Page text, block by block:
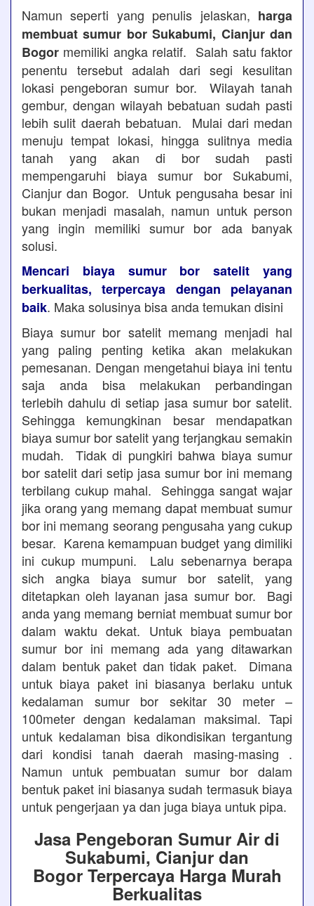
Namun seperti yang penulis jelaskan, harga
membuat sumur bor Sukabumi, Cianjur dan
Bogor memiliki angka relatif. Salah satu faktor
penentu tersebut adalah dari segi kesulitan
lokasi pengeboran sumur bor. Wilayah tanah
gembur, dengan wilayah bebatuan sudah pasti
lebih sulit daerah bebatuan. Mulai dari medan
menuju tempat lokasi, hingga sulitnya media
tanah yang akan di bor sudah pasti
mempengaruhi biaya sumur bor Sukabumi,
Cianjur dan Bogor. Untuk pengusaha besar ini
bukan menjadi masalah, namun untuk person
yang ingin memiliki sumur bor ada banyak
solusi.
Mencari biaya sumur bor satelit yang
berkualitas, terpercaya dengan pelayanan
baik. Maka solusinya bisa anda temukan disini
Biaya sumur bor satelit memang menjadi hal
yang paling penting ketika akan melakukan
pemesanan. Dengan mengetahui biaya ini tentu
saja anda bisa melakukan perbandingan
terlebih dahulu di setiap jasa sumur bor satelit.
Sehingga kemungkinan besar mendapatkan
biaya sumur bor satelit yang terjangkau semakin
mudah. Tidak di pungkiri bahwa biaya sumur
bor satelit dari setip jasa sumur bor ini memang
terbilang cukup mahal. Sehingga sangat wajar
jika orang yang memang dapat membuat sumur
bor ini memang seorang pengusaha yang cukup
besar. Karena kemampuan budget yang dimiliki
ini cukup mumpuni. Lalu sebenarnya berapa
sich angka biaya sumur bor satelit, yang
ditetapkan oleh layanan jasa sumur bor. Bagi
anda yang memang berniat membuat sumur bor
dalam waktu dekat. Untuk biaya pembuatan
sumur bor ini memang ada yang ditawarkan
dalam bentuk paket dan tidak paket. Dimana
untuk biaya paket ini biasanya berlaku untuk
kedalaman sumur bor sekitar 30 meter –
100meter dengan kedalaman maksimal. Tapi
untuk kedalaman bisa dikondisikan tergantung
dari kondisi tanah daerah masing-masing .
Namun untuk pembuatan sumur bor dalam
bentuk paket ini biasanya sudah termasuk biaya
untuk pengerjaan ya dan juga biaya untuk pipa.
Jasa Pengeboran Sumur Air di
Sukabumi, Cianjur dan
Bogor Terpercaya Harga Murah
Berkualitas